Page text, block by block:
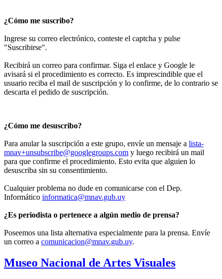
¿Cómo me suscribo?
Ingrese su correo electrónico, conteste el captcha y pulse
"Suscribirse".
Recibirá un correo para confirmar. Siga el enlace y Google le
avisará si el procedimiento es correcto. Es imprescindible que el
usuario reciba el mail de suscripción y lo confirme, de lo contrario se
descarta el pedido de suscripción.
¿Cómo me desuscribo?
Para anular la suscripción a este grupo, envíe un mensaje a lista-
mnav+unsubscribe@googlegroups.com y luego recibirá un mail
para que confirme el procedimiento. Esto evita que alguien lo
desuscriba sin su consentimiento.
Cualquier problema no dude en comunicarse con el Dep.
Informático informatica@mnav.gub.uy
¿Es periodista o pertenece a algún medio de prensa?
Poseemos una lista alternativa especialmente para la prensa. Envíe
un correo a comunicacion@mnav.gub.uy.
Museo Nacional de Artes Visuales